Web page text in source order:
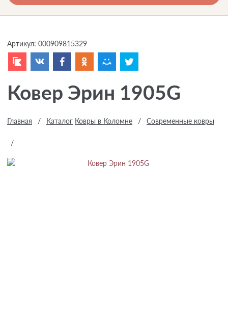
Артикул: 000909815329
Ковер Эрин 1905G
Главная / Каталог Ковры в Коломне / Современные ковры
/